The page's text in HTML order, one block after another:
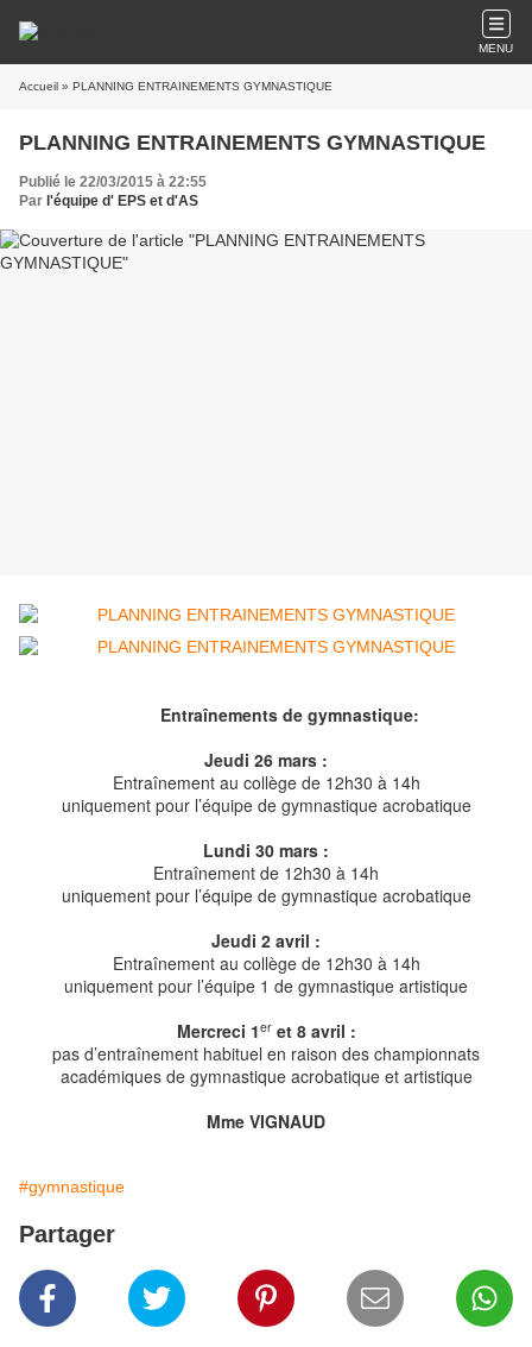
MENU
Accueil » PLANNING ENTRAINEMENTS GYMNASTIQUE
PLANNING ENTRAINEMENTS GYMNASTIQUE
Publié le 22/03/2015 à 22:55
Par l'équipe d' EPS et d'AS
Entraînements de gymnastique:
Jeudi 26 mars :
Entraînement au collège de 12h30 à 14h
uniquement pour l’équipe de gymnastique acrobatique
Lundi 30 mars :
Entraînement de 12h30 à 14h
uniquement pour l’équipe de gymnastique acrobatique
Jeudi 2 avril :
Entraînement au collège de 12h30 à 14h
uniquement pour l’équipe 1 de gymnastique artistique
Mercreci 1eret 8 avril :
pas d’entraînement habituel en raison des championnats
académiques de gymnastique acrobatique et artistique
Mme VIGNAUD
#gymnastique
Partager